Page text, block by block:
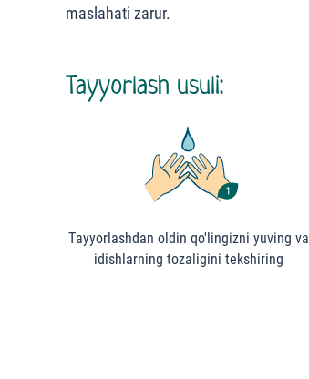
maslahati zarur.
Tayyorlash usuli:
Тayyorlashdan oldin qo'lingizni yuving va
idishlarning tozaligini tekshiring